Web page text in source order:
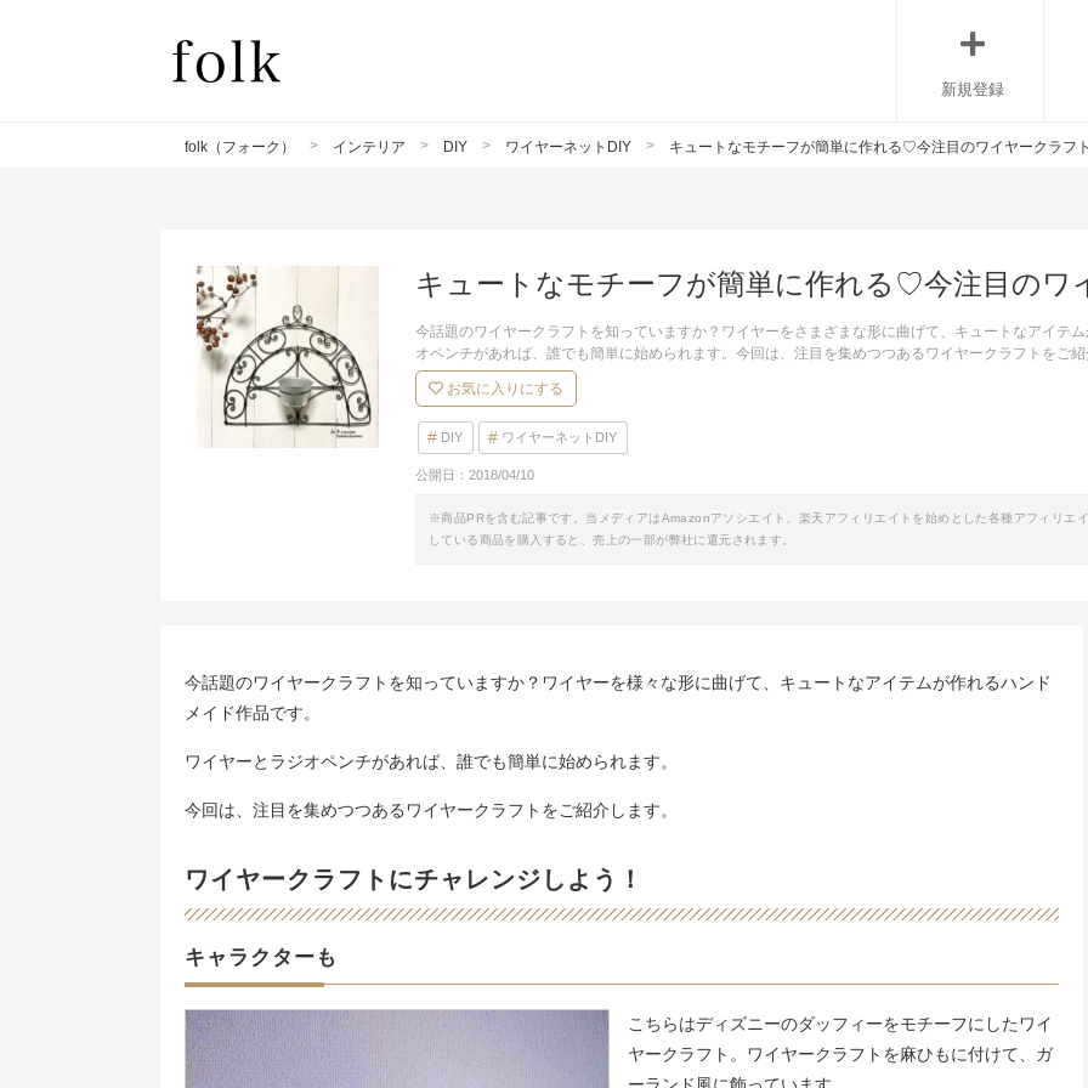
新規登録
folk（フォーク） インテリア DIY ワイヤーネットDIY キュートなモチーフが簡単に作れる♡今注目のワイヤークラフ
キュートなモチーフが簡単に作れる♡今注目のワ
今話題のワイヤークラフトを知っていますか？ワイヤーをさまざまな形に曲げて、キュートなアイテ
オペンチがあれば、誰でも簡単に始められます。今回は、注目を集めつつあるワイヤークラフトをご
お気に入りにする
DIY ワイヤーネットDIY
公開日： 2018/04/10
※商品PRを含む記事です。当メディアはAmazonアソシエイト、楽天アフィリエイトを始めとした各種アフィリエ
している商品を購入すると、売上の一部が弊社に還元されます。
今話題のワイヤークラフトを知っていますか？ワイヤーを様々な形に曲げて、キュートなアイテムが作れるハンド
メイド作品です。
ワイヤーとラジオペンチがあれば、誰でも簡単に始められます。
今回は、注目を集めつつあるワイヤークラフトをご紹介します。
ワイヤークラフトにチャレンジしよう！
キャラクターも
こちらはディズニーのダッフィーをモチーフにしたワイ
ヤークラフト。ワイヤークラフトを麻ひもに付けて、ガ